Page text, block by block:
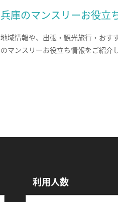
兵庫のマンスリーお役立
地域情報や、出張・観光旅行・おす
のマンスリーお役立ち情報をご紹介し
利用人数